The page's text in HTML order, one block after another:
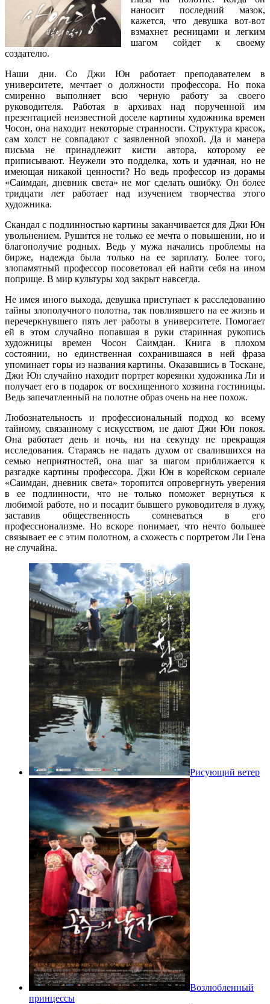
наносит последний мазок,
кажется, что девушка вот-вот
взмахнет ресницами и легким
шагом сойдет к своему
создателю.
Наши дни. Со Джи Юн работает преподавателем в
университете, мечтает о должности профессора. Но пока
смиренно выполняет всю черную работу за своего
руководителя. Работая в архивах над порученной им
презентацией неизвестной доселе картины художника времен
Чосон, она находит некоторые странности. Структура красок,
сам холст не совпадают с заявленной эпохой. Да и манера
письма не принадлежит кисти автора, которому ее
приписывают. Неужели это подделка, хоть и удачная, но не
имеющая никакой ценности? Но ведь профессор из дорамы
«Саимдан, дневник света» не мог сделать ошибку. Он более
тридцати лет работает над изучением творчества этого
художника.
Скандал с подлинностью картины заканчивается для Джи Юн
увольнением. Рушится не только ее мечта о повышении, но и
благополучие родных. Ведь у мужа начались проблемы на
бирже, надежда была только на ее зарплату. Более того,
злопамятный профессор посоветовал ей найти себя на ином
поприще. В мир культуры ход закрыт навсегда.
Не имея иного выхода, девушка приступает к расследованию
тайны злополучного полотна, так повлиявшего на ее жизнь и
перечеркнувшего пять лет работы в университете. Помогает
ей в этом случайно попавшая в руки старинная рукопись
художницы времен Чосон Саимдан. Книга в плохом
состоянии, но единственная сохранившаяся в ней фраза
упоминает горы из названия картины. Оказавшись в Тоскане,
Джи Юн случайно находит портрет кореянки художника Ли и
получает его в подарок от восхищенного хозяина гостиницы.
Ведь запечатленный на полотне образ очень на нее похож.
Любознательность и профессиональный подход ко всему
тайному, связанному с искусством, не дают Джи Юн покоя.
Она работает день и ночь, ни на секунду не прекращая
исследования. Стараясь не падать духом от свалившихся на
семью неприятностей, она шаг за шагом приближается к
разгадке картины профессора. Джи Юн в корейском сериале
«Саимдан, дневник света» торопится опровергнуть уверения
в ее подлинности, что не только поможет вернуться к
любимой работе, но и посадит бывшего руководителя в лужу,
заставив общественность сомневаться в его
профессионализме. Но вскоре понимает, что нечто большее
связывает ее с этим полотном, а схожесть с портретом Ли Гена
не случайна.
Рисующий ветер
Возлюбленный
принцессы